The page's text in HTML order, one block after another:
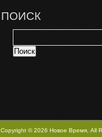
ПОИСК
Copyright © 2026 Новое Время, All